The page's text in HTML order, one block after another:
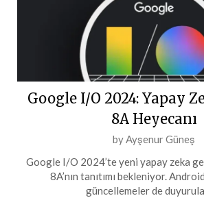
Google I/O 2024: Yapay
8A Heyecanı
Posted
15
Mart
byAyşenur Güneş
Google I/O 2024’te yeni yapay zeka
8A’nın tanıtımı bekleniyor.
güncellemeler de